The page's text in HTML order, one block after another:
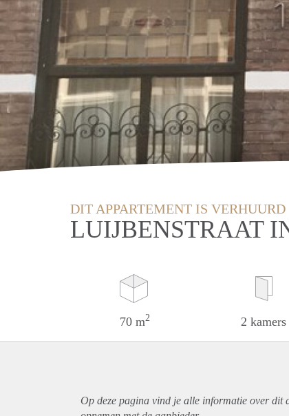
DIT APPARTEMENT IS VERHUURD
LUIJBENSTRAAT
70 m2 2 kamers
Op deze pagina vind je alle informatie over dit